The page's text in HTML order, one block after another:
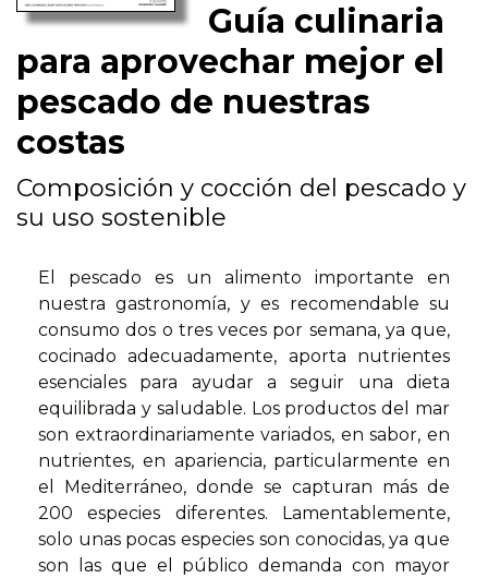
Guía culinaria
para aprovechar mejor el
pescado de nuestras
costas
Composición y cocción del pescado y
su uso sostenible
El pescado es un alimento importante en
nuestra gastronomía, y es recomendable su
consumo dos o tres veces por semana, ya que,
cocinado adecuadamente, aporta nutrientes
esenciales para ayudar a seguir una dieta
equilibrada y saludable. Los productos del mar
son extraordinariamente variados, en sabor, en
nutrientes, en apariencia, particularmente en
el Mediterráneo, donde se capturan más de
200 especies diferentes. Lamentablemente,
solo unas pocas especies son conocidas, ya que
son las que el público demanda con mayor